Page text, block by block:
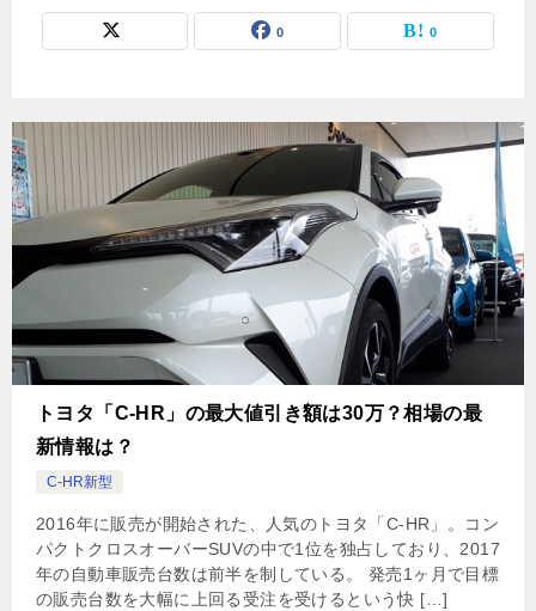
0 0
トヨタ「C-HR」の最大値引き額は30万？相場の最
新情報は？
C-HR新型
2016年に販売が開始された、人気のトヨタ「C-HR」。コン
パクトクロスオーバーSUVの中で1位を独占しており、2017
年の自動車販売台数は前半を制している。 発売1ヶ月で目標
の販売台数を大幅に上回る受注を受けるという快 […]